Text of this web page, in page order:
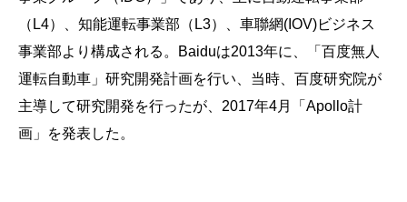
（L4）、知能運転事業部（L3）、車聯網(IOV)ビジネス
事業部より構成される。Baiduは2013年に、「百度無人
運転自動車」研究開発計画を行い、当時、百度研究院が
主導して研究開発を行ったが、2017年4月「Apollo計
画」を発表した。